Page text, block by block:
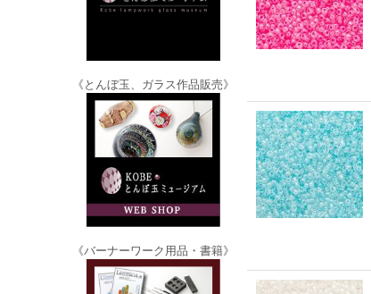
《とんぼ玉、ガラス作品販売》
《バーナーワーク用品・書籍》